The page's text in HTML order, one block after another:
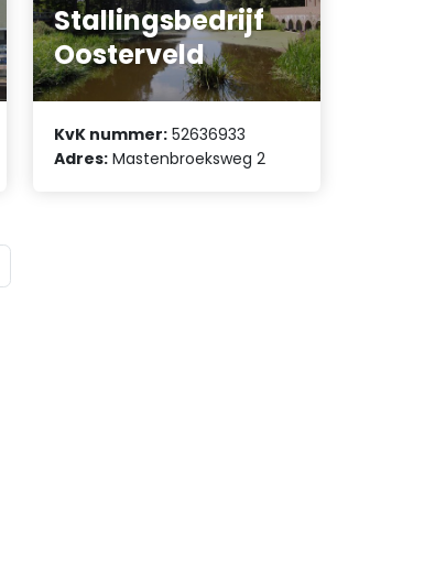
Stallingsbedrijf
Oosterveld
KvK nummer: 52636933
Adres: Mastenbroeksweg 2